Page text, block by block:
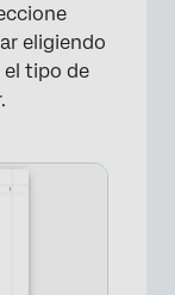
eligiendo
tipo de